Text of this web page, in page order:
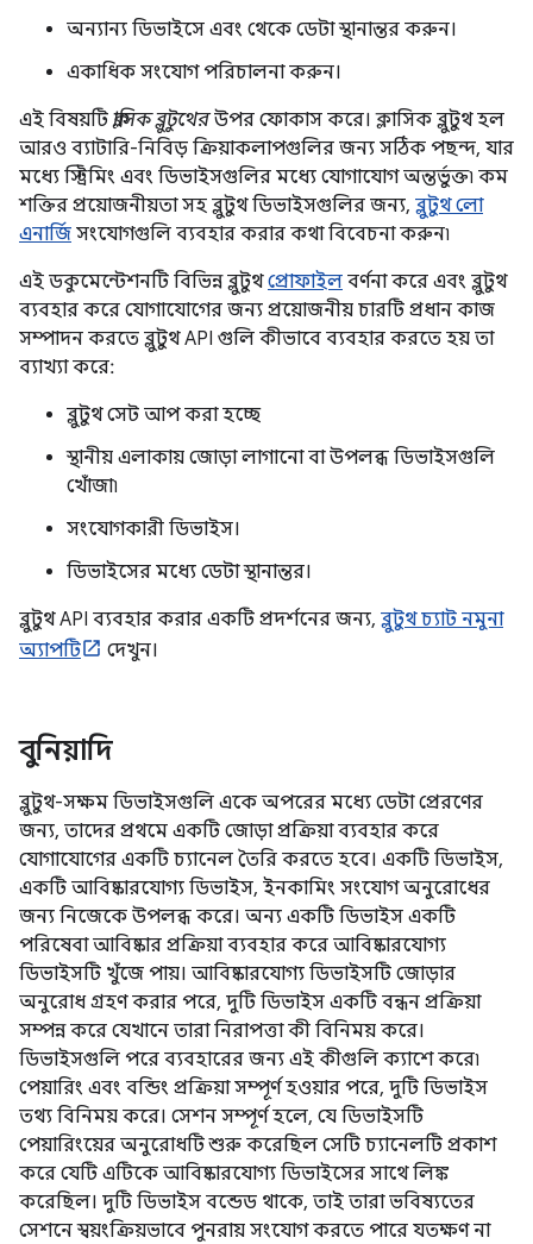
অন্যান্য ডিভাইসে এবং থেকে ডেটা স্থানান্তর করুন।
একাধিক সংযোগ পরিচালনা করুন।
এই বিষয়টিক্লাসিক ব্লুটুথেরউপর ফোকাস করে। ক্লাসিক ব্লুটুথ হল
আরও ব্যাটারি-নিবিড় ক্রিয়াকলাপগুলির জন্য সঠিক পছন্দ, যার
মধ্যে স্ট্রিমিং এবং ডিভাইসগুলির মধ্যে যোগাযোগ অন্তর্ভুক্ত৷ কম
শক্তির প্রয়োজনীয়তা সহ ব্লুটুথ ডিভাইসগুলির জন্য, ব্লুটুথ লো
এনার্জি সংযোগগুলি ব্যবহার করার কথা বিবেচনা করুন৷
এই ডকুমেন্টেশনটি বিভিন্ন ব্লুটুথপ্রোফাইল বর্ণনা করে এবং ব্লুটুথ
ব্যবহার করে যোগাযোগের জন্য প্রয়োজনীয় চারটি প্রধান কাজ
সম্পাদন করতে ব্লুটুথ API গুলি কীভাবে ব্যবহার করতে হয় তা
ব্যাখ্যা করে:
ব্লুটুথ সেট আপ করা হচ্ছে
স্থানীয় এলাকায় জোড়া লাগানো বা উপলব্ধ ডিভাইসগুলি
খোঁজা৷
সংযোগকারী ডিভাইস।
ডিভাইসের মধ্যে ডেটা স্থানান্তর।
ব্লুটুথ API ব্যবহার করার একটি প্রদর্শনের জন্য, ব্লুটুথ চ্যাট নমুনা
অ্যাপটি
দেখুন।
বুনিয়াদি
ব্লুটুথ-সক্ষম ডিভাইসগুলি একে অপরের মধ্যে ডেটা প্রেরণের
জন্য, তাদের প্রথমে একটি জোড়া প্রক্রিয়া ব্যবহার করে
যোগাযোগের একটি চ্যানেল তৈরি করতে হবে। একটি ডিভাইস,
একটি আবিষ্কারযোগ্য ডিভাইস, ইনকামিং সংযোগ অনুরোধের
জন্য নিজেকে উপলব্ধ করে। অন্য একটি ডিভাইস একটি
পরিষেবা আবিষ্কার প্রক্রিয়া ব্যবহার করে আবিষ্কারযোগ্য
ডিভাইসটি খুঁজে পায়। আবিষ্কারযোগ্য ডিভাইসটি জোড়ার
অনুরোধ গ্রহণ করার পরে, দুটি ডিভাইস একটি বন্ধন প্রক্রিয়া
সম্পন্ন করে যেখানে তারা নিরাপত্তা কী বিনিময় করে।
ডিভাইসগুলি পরে ব্যবহারের জন্য এই কীগুলি ক্যাশে করে৷
পেয়ারিং এবং বন্ডিং প্রক্রিয়া সম্পূর্ণ হওয়ার পরে, দুটি ডিভাইস
তথ্য বিনিময় করে। সেশন সম্পূর্ণ হলে, যে ডিভাইসটি
পেয়ারিংয়ের অনুরোধটি শুরু করেছিল সেটি চ্যানেলটি প্রকাশ
করে যেটি এটিকে আবিষ্কারযোগ্য ডিভাইসের সাথে লিঙ্ক
করেছিল। দুটি ডিভাইস বন্ডেড থাকে, তাই তারা ভবিষ্যতের
সেশনে স্বয়ংক্রিয়ভাবে পুনরায় সংযোগ করতে পারে যতক্ষণ না